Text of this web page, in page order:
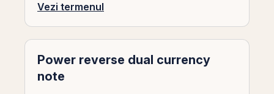
Vezi termenul
Power reverse dual currency
note